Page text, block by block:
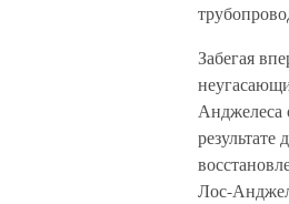
Забегая
Анджелеса
Лос-